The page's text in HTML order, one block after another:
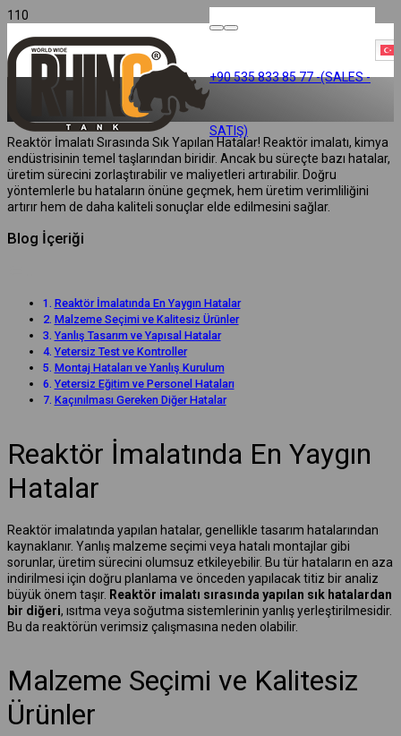
+90 535 833 85 77 -(SALES -
SATIŞ)
Reaktör İmalatı Sırasında Sık Yapılan Hatalar! Reaktör imalatı, kimya
endüstrisinin temel taşlarından biridir. Ancak bu süreçte bazı hatalar,
üretim sürecini zorlaştırabilir ve maliyetleri artırabilir. Doğru
yöntemlerle bu hataların önüne geçmek, hem üretim verimliliğini
artırır hem de daha kaliteli sonuçlar elde edilmesini sağlar.
Blog İçeriği
Reaktör İmalatında En Yaygın Hatalar
Malzeme Seçimi ve Kalitesiz Ürünler
Yanlış Tasarım ve Yapısal Hatalar
Yetersiz Test ve Kontroller
Montaj Hataları ve Yanlış Kurulum
Yetersiz Eğitim ve Personel Hataları
Kaçınılması Gereken Diğer Hatalar
Reaktör İmalatında En Yaygın
Hatalar
Reaktör imalatında yapılan hatalar, genellikle tasarım hatalarından
kaynaklanır. Yanlış malzeme seçimi veya hatalı montajlar gibi
sorunlar, üretim sürecini olumsuz etkileyebilir. Bu tür hataların en aza
indirilmesi için doğru planlama ve önceden yapılacak titiz bir analiz
büyük önem taşır. Reaktör imalatı sırasında yapılan sık hatalardan
bir diğeri, ısıtma veya soğutma sistemlerinin yanlış yerleştirilmesidir.
Bu da reaktörün verimsiz çalışmasına neden olabilir.
Malzeme Seçimi ve Kalitesiz
Ürünler